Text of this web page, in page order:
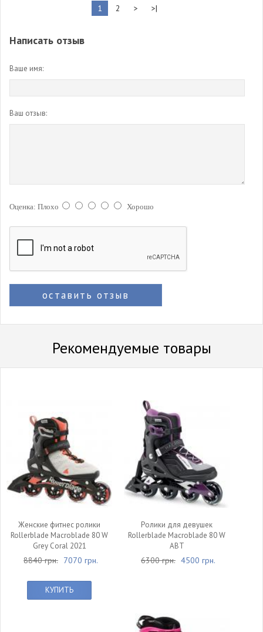
1 2 > >|
Написать отзыв
Ваше имя:
Ваш отзыв:
Оценка: Плохо Хорошо
оставить отзыв
Рекомендуемые товары
Женские фитнес ролики
Rollerblade Macroblade 80 W
Grey Coral 2021
8840 грн. 7070 грн.
КУПИТЬ
Ролики для девушек
Rollerblade Macroblade 80 W
ABT
6300 грн. 4500 грн.